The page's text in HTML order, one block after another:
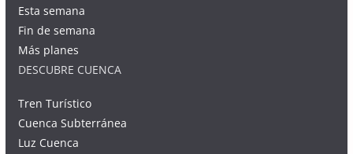
Esta semana
Fin de semana
Más planes
DESCUBRE CUENCA
Tren Turístico
Cuenca Subterránea
Luz Cuenca